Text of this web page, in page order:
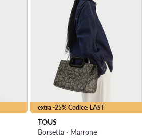
extra -25% Codice: LAST
TOUS
Borsetta · Marrone